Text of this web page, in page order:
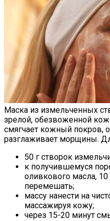
Маска из измельченных
зрелой, обезвоженной
смягчает кожный покров,
разглаживает морщины.
50 г створок
к получившемуся
оливкового масла,
перемешать;
массу нанести на
массажируя кожу;
через 15-20 минут